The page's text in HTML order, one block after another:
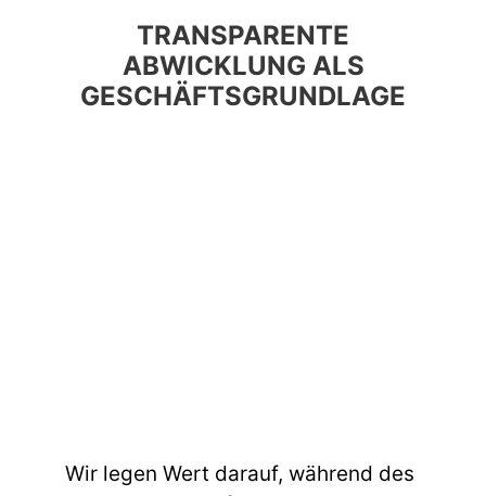
TRANSPARENTE
ABWICKLUNG ALS
GESCHÄFTSGRUNDLAGE
Wir legen Wert darauf, während des